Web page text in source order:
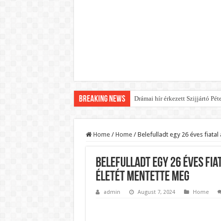
Breaking News Drámai hír érkezett Szijjártó
Döntés született:Hozzányúl a
Orbán schließt geheimen
Kezdeményezték Pócs János
Újabb Fideszes képviselő
Robbanhat az egészségügy
Home / Home / Belefulladt egy 26 éves
Belefulladt egy 26 éves
életét mentette meg
admin August 7, 2024 Home